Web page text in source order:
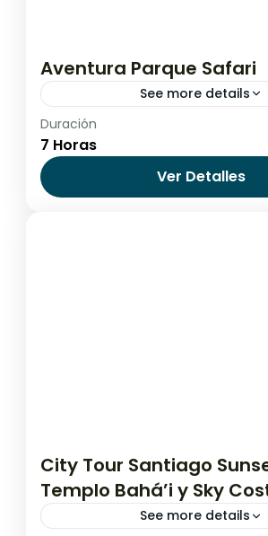
Aventura Parque Safari
See more details
¿Estás en busca de una
¡Te llevamos a conocer una
animales en contacto directo
Blancos, Leones Africanos y
Duración
7 Horas
Ver Detalles
City Tour Santiago
Templo Bahá’i y Sky
See more details